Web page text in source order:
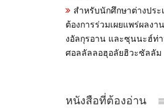
สำหรับนักศึกษาต่างประ
ต้องการร่วมเผยแพร่ผลง
งอัลกุรอาน และซุนนะฮ์ท่
ศอลลัลลอฮุอลัยฮิวะซัลลัม
หนังสือที่ต้องอ่าน